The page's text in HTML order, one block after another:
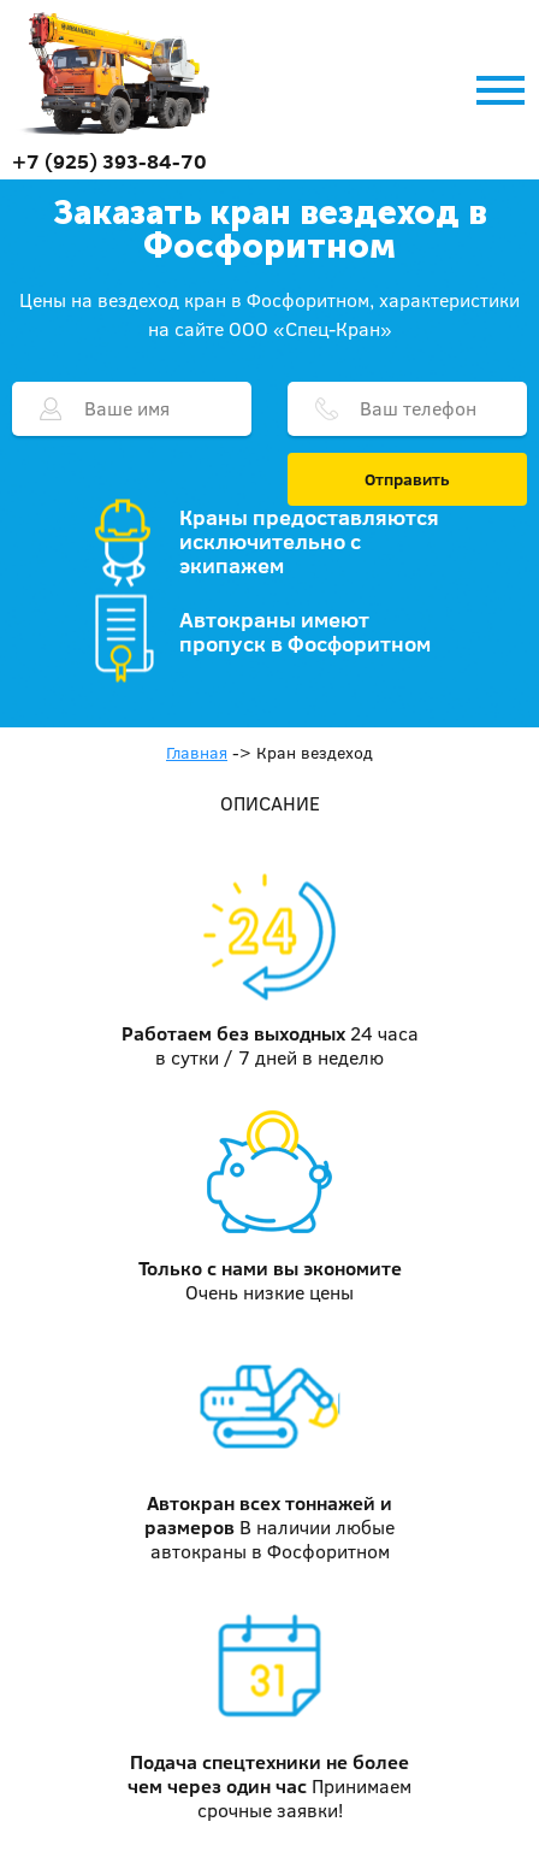
+7 (925) 393-84-70
Заказать кран вездеход в
Фосфоритном
Цены на вездеход кран в Фосфоритном, характеристики
на сайте ООО «Спец-Кран»
Отправить
Краны предоставляются
исключительно с
экипажем
Автокраны имеют
пропуск в Фосфоритном
Главная -> Кран вездеход
ОПИСАНИЕ
Работаем без выходных 24 часа
в сутки / 7 дней в неделю
Только с нами вы экономите
Очень низкие цены
Автокран всех тоннажей и
размеров В наличии любые
автокраны в Фосфоритном
Подача спецтехники не более
чем через один час Принимаем
срочные заявки!